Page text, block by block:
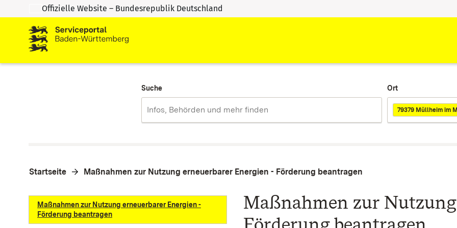
Zum Inhalt springen
Zur Suche springen
Offizielle Website – Bundesrepublik Deutschland
Suche Ort
79379 Müllheim im
Startseite Maßnahmen zur Nutzung erneuerbarer Energien - Förderung beantragen
Maßnahmen zur Nutzung erneuerbarer Energien -
Förderung beantragen
Maßnahmen zur